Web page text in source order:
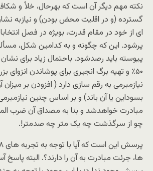
نکته مهم دیگر آن است که بهرحال، خلأ و
گسترده (و در اقلیت محض بودن) و نیازبه
ای از خود در مقام قدرت، بویژه در فصل
پرشود. این که چگونه و به کدامین شکل،
پیوسته باید رصدشود. باحتمال زیاد برای
۵۰٪ و تهیه برگ انجیری برای پوشاندن انزوای
نیازمبرمی به رقم سازی دارد ( افزودن بر میزان
بسوداین یا آن باند) و بر اساس چنین
مبادرت خواهدشد و بنا به مصداق آن ضرب
چو از سرگذشت چه یک متر چه صدمتر!.
ها،‌ جرئت مبادرت به آن را دارند؟. البته پاسخ